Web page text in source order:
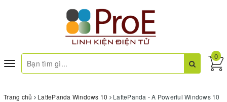
Toggle
navigation
0
Trang chủ LattePanda Windows 10
LattePanda - A Powerful Windows 10